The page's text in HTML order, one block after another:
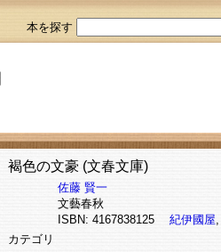
本を探す
褐色の文豪 (文春文庫)
佐藤 賢一
文藝春秋
ISBN: 4167838125 紀伊國屋
カテゴリ